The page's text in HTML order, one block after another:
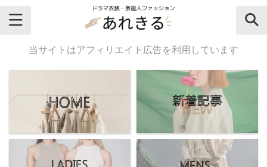
＼芸能人名・ドラマ名で検索♪／
気になるドラマ名や芸能人名でおし
ゃれなドラマ衣装・ファッションを
チェックしてね♪
当サイトはアフィリエイト広告を利用しています